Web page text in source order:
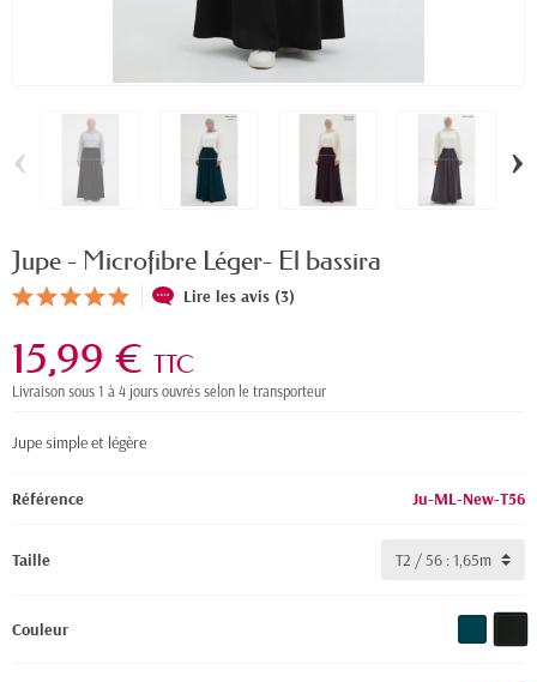
‹ ›
Jupe - Microfibre Léger- El bassira
Lire les avis (3)
15,99 € TTC
Livraison sous 1 à 4 jours ouvrés selon le transporteur
Jupe simple et légère
Référence Ju-ML-New-T56
Taille
Couleur